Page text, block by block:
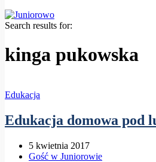
Search results for:
kinga pukowska
Edukacja
Edukacja domowa pod
5 kwietnia 2017
Gość w Juniorowie